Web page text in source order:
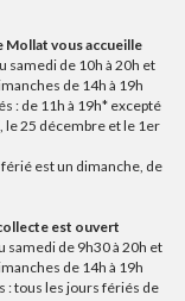
Mollat vous accueille
samedi de 10h à 20h et
de 14h à 19h
: de 11h à 19h* excepté
le 25 décembre et le 1er
férié est un dimanche, de
est ouvert
samedi de 9h30 à 20h et
de 14h à 19h
: tous les jours fériés de